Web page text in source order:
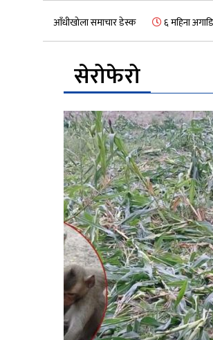
आँधीखोला समाचार डेस्क ६ महिना अगाडि
सेरोफेरो